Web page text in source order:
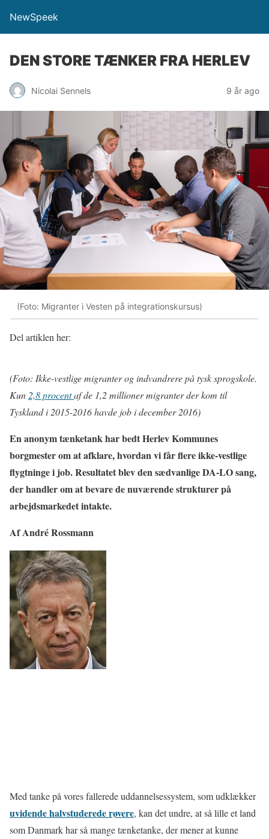
NewSpeek
DEN STORE TÆNKER FRA HERLEV
Nicolai Sennels 9 år ago
(Foto: Migranter i Vesten på integrationskursus)
Del artiklen her:
(Foto: Ikke-vestlige migranter og indvandrere på tysk sprogskole.
Kun2,8 procentaf de 1,2 millioner migranter der kom til
Tyskland i 2015-2016 havde job i december 2016)
En anonym tænketank har bedt Herlev Kommunes
borgmester om at afklare, hvordan vi får flere ikke-vestlige
flygtninge i job. Resultatet blev den sædvanlige DA-LO sang,
der handler om at bevare de nuværende strukturer på
arbejdsmarkedet intakte.
Af André Rossmann
Med tanke på vores fallerede uddannelsessystem, som udklækker
uvidende halvstuderede røvere, kan det undre, at så lille et land
som Danmark har så mange tænketanke, der mener at kunne